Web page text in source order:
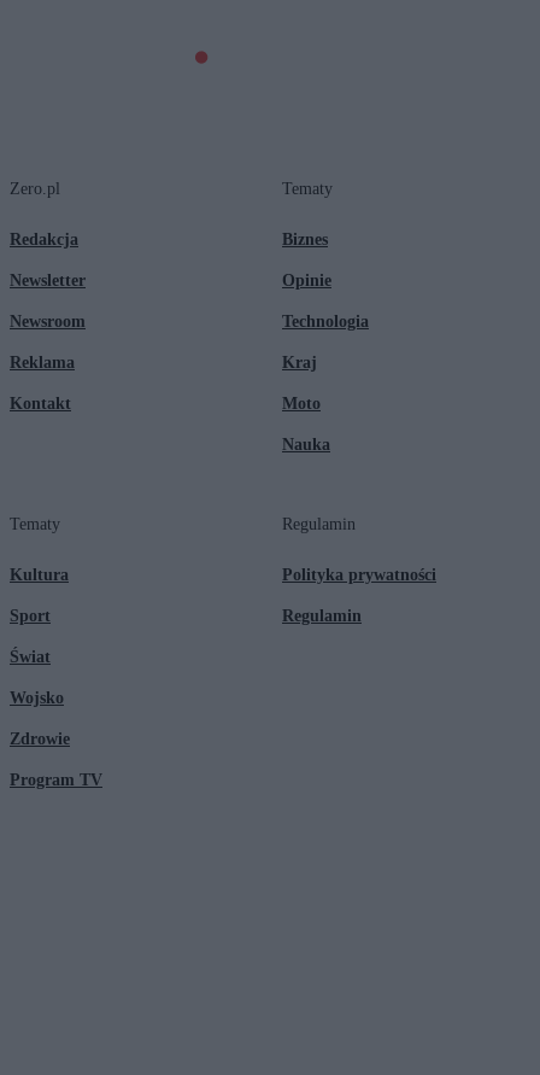
Zero.pl
Redakcja
Newsletter
Newsroom
Reklama
Kontakt
Tematy
Biznes
Opinie
Technologia
Kraj
Moto
Nauka
Tematy
Kultura
Sport
Świat
Wojsko
Zdrowie
Program TV
Regulamin
Polityka prywatności
Regulamin